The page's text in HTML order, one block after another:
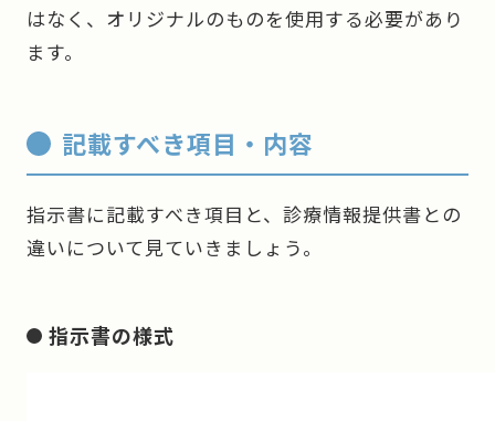
はなく、オリジナルのものを使用する必要があり
ます。
記載すべき項目・内容
指示書に記載すべき項目と、診療情報提供書との
違いについて見ていきましょう。
指示書の様式